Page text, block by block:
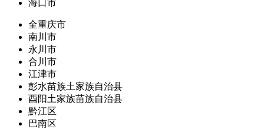
海口市
全重庆市
南川市
永川市
合川市
江津市
彭水苗族土家族自治县
酉阳土家族苗族自治县
黔江区
巴南区